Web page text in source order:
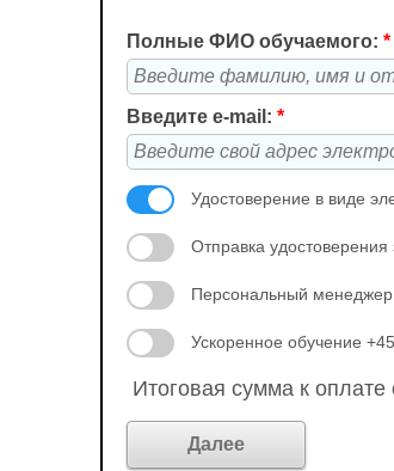
Полные ФИО обучаемого: *
Введите e-mail: *
Удостоверение в виде
Отправка
Персональный менеджер
Ускоренное обучение
Итоговая сумма к оплате